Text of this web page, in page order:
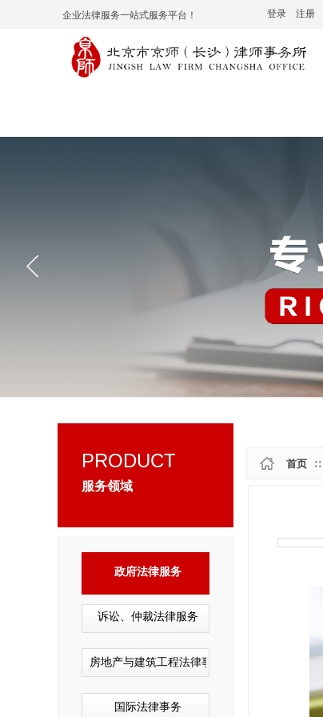
企业法律服务一站式服务平台！ 登录 注册
服务领域
PRODUCT 首页 ∷
政府法律服务
诉讼、仲裁法律服务
房地产与建筑工程法律事务
国际法律事务